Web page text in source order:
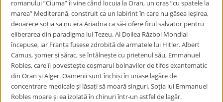
romanului ”Ciuma” îi vine când locuia la Oran, un oraș ”cu spatele la
marea” Mediterană, construit ca un labirint în care nu găsea ieșirea,
deoarece soția sa nu era Ariadna ca să-i ofere firul salvator pentru
eliberarea din paradigma lui Tezeu. Al Doilea Război Mondial
începuse, iar Franța fusese zdrobită de armatele lui Hitler. Albert
Camus, șomer și sărac, se întâlnește cu prietenul său, Emmanuel
Robles, care îi povestește coșmarul bolnavilor de tifos exantematic
din Oran și Alger. Oamenii sunt închiși în uriașe lagăre de
concentrare medicale și lăsați să moară singuri. Soția lui Emmanuel
Robles moare și ea izolată în chinuri într-un astfel de lagăr.